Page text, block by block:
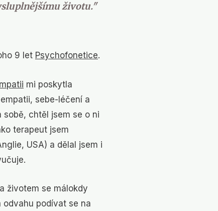
životu."
9 let Psychofonetice.
mi poskytla
empatii, sebe-léčení a
chtěl jsem se o ni
terapeut jsem
USA) a dělal jsem i
životem se málokdy
odvahu podívat se na